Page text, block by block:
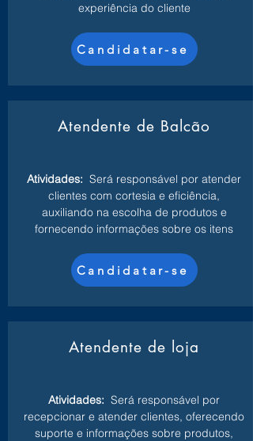
experiência do cliente
Candidatar-se
Atendente de Balcão
Atividades: Será responsável por atender
clientes com cortesia e eficiência,
auxiliando na escolha de produtos e
fornecendo informações sobre os itens
Candidatar-se
Atendente de loja
Atividades: Será responsável por
recepcionar e atender clientes, oferecendo
suporte e informações sobre produtos,